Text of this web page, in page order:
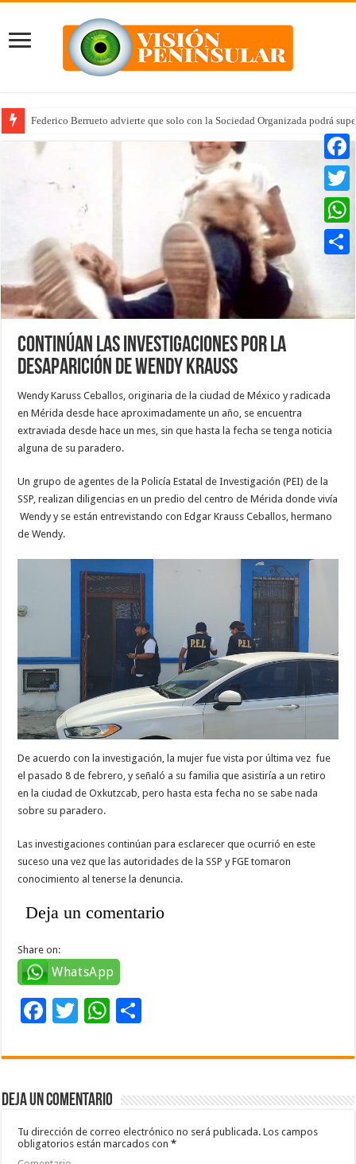
Federico Berrueto advierte que solo con la Sociedad Organizada podrá
Continúan las investigaciones por la
desaparición de Wendy Krauss
Wendy Karuss Ceballos, originaria de la ciudad de México y radicada
en Mérida desde hace aproximadamente un año, se encuentra
extraviada desde hace un mes, sin que hasta la fecha se tenga noticia
alguna de su paradero.
Un grupo de agentes de la Policía Estatal de Investigación (PEI) de la
SSP, realizan diligencias en un predio del centro de Mérida donde vivía
Wendy y se están entrevistando con Edgar Krauss Ceballos, hermano
de Wendy.
De acuerdo con la investigación, la mujer fue vista por última vez fue
el pasado 8 de febrero, y señaló a su familia que asistiría a un retiro
en la ciudad de Oxkutzcab, pero hasta esta fecha no se sabe nada
sobre su paradero.
Las investigaciones continúan para esclarecer que ocurrió en este
suceso una vez que las autoridades de la SSP y FGE tomaron
conocimiento al tenerse la denuncia.
Deja un comentario
Share on:
WhatsApp
F
e
b
o
o
T
tt
er
W
at
sA
p
p
m
ar
ti
Deja un comentario
Tu dirección de correo electrónico no será publicada. Los campos
obligatorios están marcados con*
Twitter